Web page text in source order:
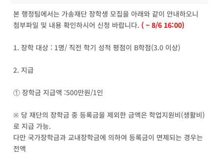
본 행정팀에서는 가송재단 장학생 모집을 아래와 같이 안내하오니
첨부파일 및 내용 확인하시어 신청 바랍니다. ( ~ 8/6 16:00)
1. 장학 대상 : 1명/ 직전 학기 성적 평점이 B학점(3.0 이상)
2. 지급
① 장학금 지급액 :500만원/1인
※ 당 재단의 장학금 중 등록금을 제외한 금액은 학업지원비(생활비)
로 지급 가능.
다만 국가장학금과 교내장학금에 의하여 등록금이 면제되는 경우는
전액